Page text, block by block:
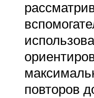
повторов